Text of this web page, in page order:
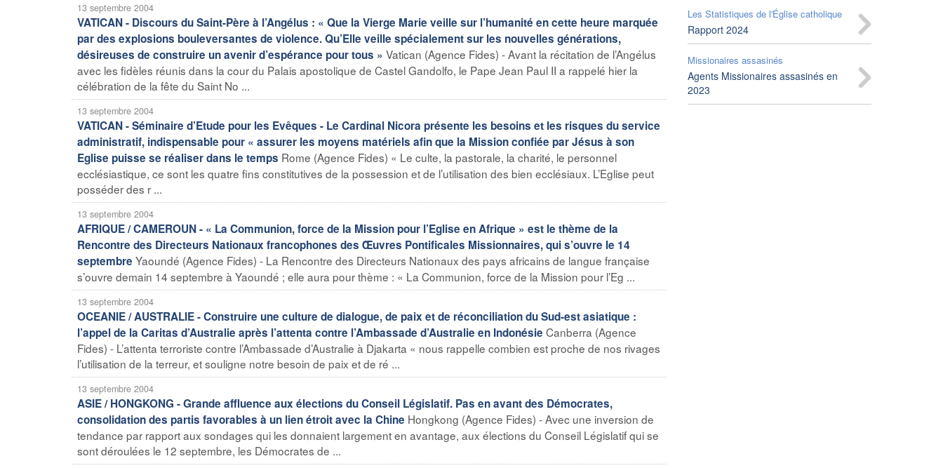
13 septembre 2004
VATICAN - Discours du Saint-Père à l’Angélus : « Que la Vierge Marie veille sur l’humanité en cette heure marquée
par des explosions bouleversantes de violence. Qu’Elle veille spécialement sur les nouvelles générations,
désireuses de construire un avenir d’espérance pour tous » Vatican (Agence Fides) - Avant la récitation de l’Angélus
avec les fidèles réunis dans la cour du Palais apostolique de Castel Gandolfo, le Pape Jean Paul II a rappelé hier la
célébration de la fête du Saint No ...
13 septembre 2004
VATICAN - Séminaire d’Etude pour les Evêques - Le Cardinal Nicora présente les besoins et les risques du service
administratif, indispensable pour « assurer les moyens matériels afin que la Mission confiée par Jésus à son
Eglise puisse se réaliser dans le temps Rome (Agence Fides) « Le culte, la pastorale, la charité, le personnel
ecclésiastique, ce sont les quatre fins constitutives de la possession et de l’utilisation des bien ecclésiaux. L’Eglise peut
posséder des r ...
13 septembre 2004
AFRIQUE / CAMEROUN - « La Communion, force de la Mission pour l’Eglise en Afrique » est le thème de la
Rencontre des Directeurs Nationaux francophones des Œuvres Pontificales Missionnaires, qui s’ouvre le 14
septembre Yaoundé (Agence Fides) - La Rencontre des Directeurs Nationaux des pays africains de langue française
s’ouvre demain 14 septembre à Yaoundé ; elle aura pour thème : « La Communion, force de la Mission pour l’Eg ...
13 septembre 2004
OCEANIE / AUSTRALIE - Construire une culture de dialogue, de paix et de réconciliation du Sud-est asiatique :
l’appel de la Caritas d’Australie après l’attenta contre l’Ambassade d’Australie en Indonésie Canberra (Agence
Fides) - L’attenta terroriste contre l’Ambassade d’Australie à Djakarta « nous rappelle combien est proche de nos rivages
l’utilisation de la terreur, et souligne notre besoin de paix et de ré ...
13 septembre 2004
ASIE / HONGKONG - Grande affluence aux élections du Conseil Législatif. Pas en avant des Démocrates,
consolidation des partis favorables à un lien étroit avec la Chine Hongkong (Agence Fides) - Avec une inversion de
tendance par rapport aux sondages qui les donnaient largement en avantage, aux élections du Conseil Législatif qui se
sont déroulées le 12 septembre, les Démocrates de ...
Les Statistiques de l'Église catholique
Rapport 2024
Missionaires assasinés
Agents Missionaires assasinés en
2023